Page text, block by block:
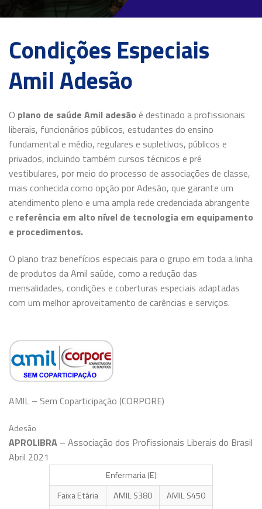
Condições Especiais
Amil Adesão
O plano de saúde Amil adesão é destinado a profissionais
liberais, funcionários públicos, estudantes do ensino
fundamental e médio, regulares e supletivos, públicos e
privados, incluindo também cursos técnicos e pré
vestibulares, por meio do processo de associações de classe,
mais conhecida como opção por Adesão, que garante um
atendimento pleno e uma ampla rede credenciada abrangente
e referência em alto nível de tecnologia em equipamento
e procedimentos.
O plano traz benefícios especiais para o grupo em toda a linha
de produtos da Amil saúde, como a redução das
mensalidades, condições e coberturas especiais adaptadas
com um melhor aproveitamento de carências e serviços.
AMIL – Sem Coparticipação (CORPORE)
Adesão
APROLIBRA – Associação dos Profissionais Liberais do Brasil
Abril 2021
Enfermaria (E)
Faixa Etária
AMIL S380
AMIL S450